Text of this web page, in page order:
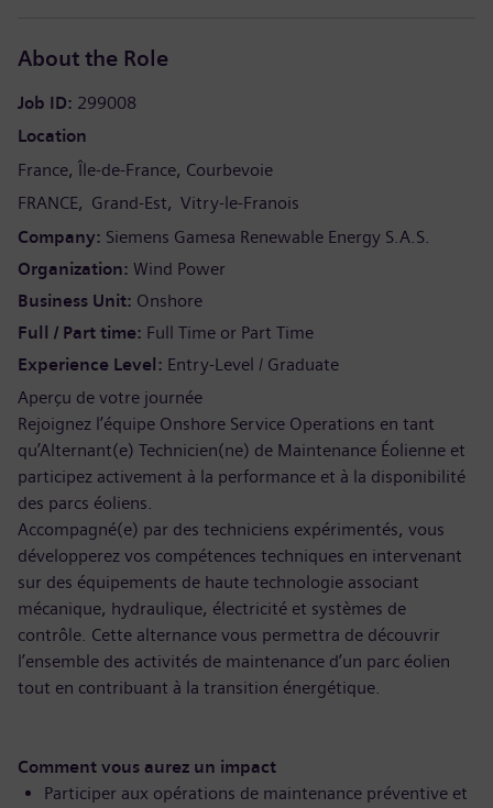
About the Role
Job ID 299008
Location
France Île-de-France Courbevoie
FRANCE
Grand-Est
Vitry-le-Franois
Company Siemens Gamesa Renewable Energy S.A.S.
Organization Wind Power
Business Unit Onshore
Full / Part time Full Time or Part Time
Experience Level Entry-Level / Graduate
Aperçu de votre journée
Rejoignez l’équipe Onshore Service Operations en tant
qu’Alternant(e) Technicien(ne) de Maintenance Éolienne et
participez activement à la performance et à la disponibilité
des parcs éoliens.
Accompagné(e) par des techniciens expérimentés, vous
développerez vos compétences techniques en intervenant
sur des équipements de haute technologie associant
mécanique, hydraulique, électricité et systèmes de
contrôle. Cette alternance vous permettra de découvrir
l’ensemble des activités de maintenance d’un parc éolien
tout en contribuant à la transition énergétique.
Comment vous aurez un impact
Participer aux opérations de maintenance préventive et